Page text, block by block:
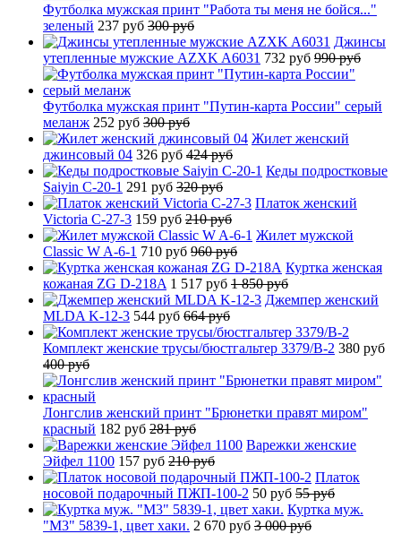
Футболка мужская принт "Работа ты меня не бойся..."
зеленый 237 руб 300 руб
Джинсы
утепленные мужские AZXK A6031 732 руб 990 руб
Футболка мужская принт "Путин-карта России" серый
меланж 252 руб 300 руб
Жилет женский
джинсовый 04 326 руб 424 руб
Кеды подростковые
Saiyin C-20-1 291 руб 320 руб
Платок женский
Victoria C-27-3 159 руб 210 руб
Жилет мужской
Classic W A-6-1 710 руб 960 руб
Куртка женская
кожаная ZG D-218A 1 517 руб 1 850 руб
Джемпер женский
MLDA K-12-3 544 руб 664 руб
Комплект женские трусы/бюстгальтер 3379/B-2 380 руб
400 руб
Лонгслив женский принт "Брюнетки правят миром"
красный 182 руб 281 руб
Варежки женские
Эйфел 1100 157 руб 210 руб
Платок
носовой подарочный ПЖП-100-2 50 руб 55 руб
Куртка муж.
"М3" 5839-1, цвет хаки. 2 670 руб 3 000 руб